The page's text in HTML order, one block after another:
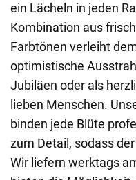
ein Lächeln in jeden
Kombination aus
Farbtönen verleiht
optimistische
Jubiläen oder als
lieben Menschen.
binden jede Blüte
zum Detail, sodass
Wir liefern werktags